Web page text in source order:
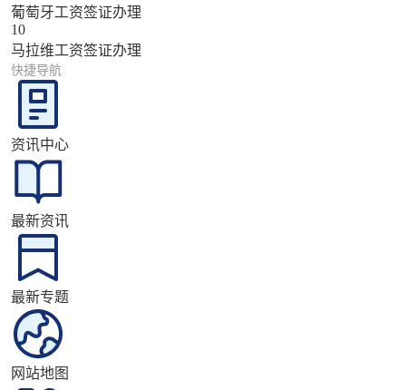
葡萄牙工资签证办理
10
马拉维工资签证办理
快捷导航
资讯中心
最新资讯
最新专题
网站地图